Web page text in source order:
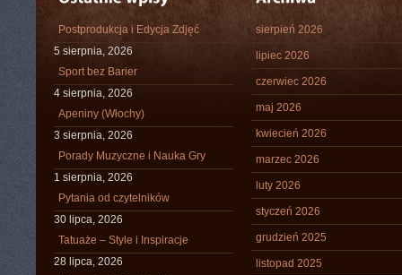
Postprodukcja i Edycja Zdjęć
5 sierpnia, 2026
Sport bez Barier
4 sierpnia, 2026
Apeniny (Włochy)
3 sierpnia, 2026
Porady Muzyczne i Nauka Gry
1 sierpnia, 2026
Pytania od czytelników
30 lipca, 2026
Tatuaże – Style i Inspiracje
28 lipca, 2026
sierpień 2026
lipiec 2026
czerwiec 2026
maj 2026
kwiecień 2026
marzec 2026
luty 2026
styczeń 2026
grudzień 2025
listopad 2025